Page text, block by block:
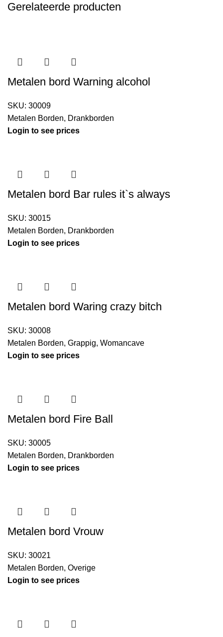
Gerelateerde producten
Metalen bord Warning alcohol
SKU: 30009
Metalen Borden, Drankborden
Login to see prices
Metalen bord Bar rules it`s always
SKU: 30015
Metalen Borden, Drankborden
Login to see prices
Metalen bord Waring crazy bitch
SKU: 30008
Metalen Borden, Grappig, Womancave
Login to see prices
Metalen bord Fire Ball
SKU: 30005
Metalen Borden, Drankborden
Login to see prices
Metalen bord Vrouw
SKU: 30021
Metalen Borden, Overige
Login to see prices